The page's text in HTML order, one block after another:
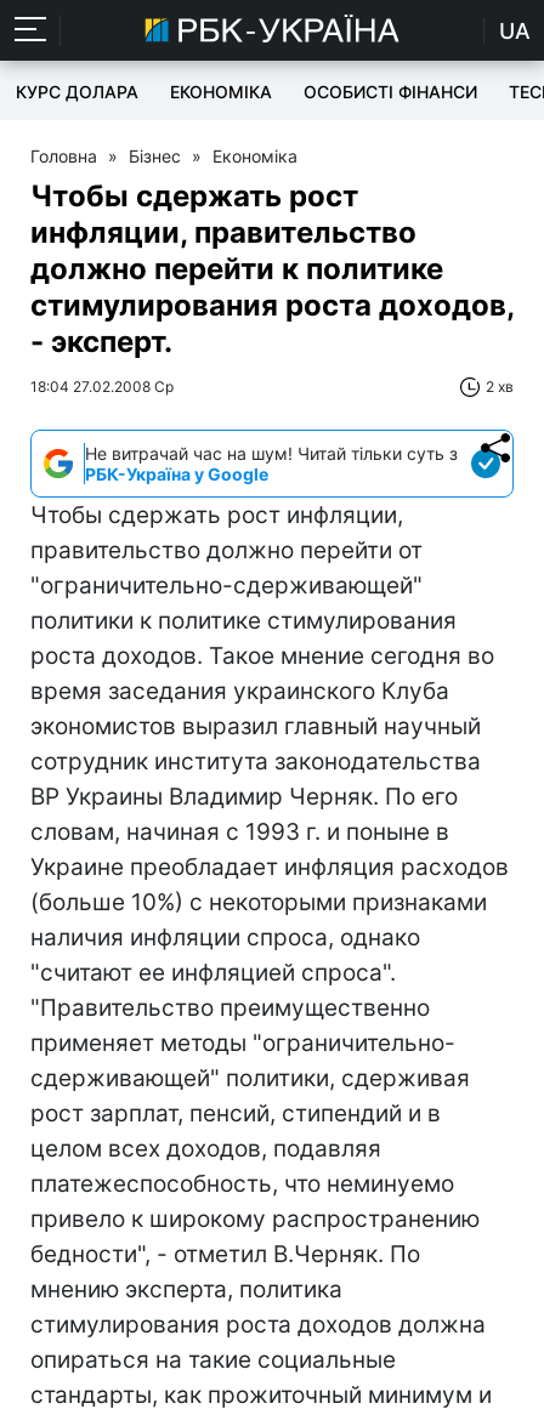
UA
КУРС ДОЛАРА ЕКОНОМІКА ОСОБИСТІ ФІНАНСИ
Головна » Бізнес » Економіка
Чтобы сдержать рост
инфляции, правительство
должно перейти к политике
стимулирования роста доходов,
- эксперт.
18:04 27.02.2008 Ср 2 хв
Не витрачай час на шум! Читай тільки суть з
РБК-Україна у Google
Чтобы сдержать рост инфляции,
правительство должно перейти от
"ограничительно-сдерживающей"
политики к политике стимулирования
роста доходов. Такое мнение сегодня во
время заседания украинского Клуба
экономистов выразил главный научный
сотрудник института законодательства
ВР Украины Владимир Черняк. По его
словам, начиная с 1993 г. и поныне в
Украине преобладает инфляция расходов
(больше 10%) с некоторыми признаками
наличия инфляции спроса, однако
"считают ее инфляцией спроса".
"Правительство преимущественно
применяет методы "ограничительно-
сдерживающей" политики, сдерживая
рост зарплат, пенсий, стипендий и в
целом всех доходов, подавляя
платежеспособность, что неминуемо
привело к широкому распространению
бедности", - отметил В.Черняк. По
мнению эксперта, политика
стимулирования роста доходов должна
опираться на такие социальные
стандарты, как прожиточный минимум и